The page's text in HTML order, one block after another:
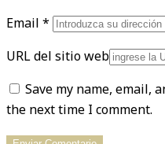
Email *
URL del sitio web
Save my name, email,
the next time I comment.